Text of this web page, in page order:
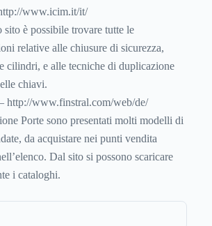
www.icim.it/it/
sito è possibile trovare tutte le
relative alle chiusure di sicurezza,
cilindri, e alle tecniche di duplicazione
chiavi.
http://www.finstral.com/web/de/
Porte sono presentati molti modelli di
da acquistare nei punti vendita
Dal sito si possono scaricare
i cataloghi.